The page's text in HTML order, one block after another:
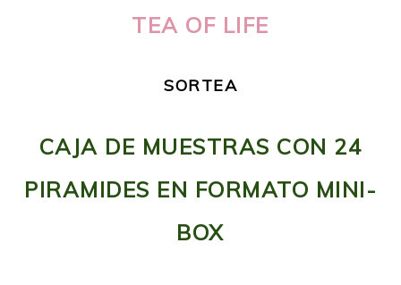
TEA OF LIFE
SORTEA
CAJA DE MUESTRAS CON 24
PIRAMIDES EN FORMATO MINI-
BOX